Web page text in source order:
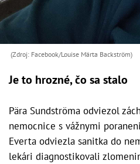
(Zdroj: Facebook/Louise Märta Backström)
Je to hrozné, čo sa stalo
Pära Sundströma odviezol
nemocnice s vážnymi
Everta odviezla sanitka do
lekári diagnostikovali